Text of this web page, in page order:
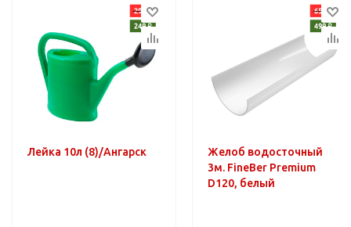
Лейка 10л (8)/Ангарск
Желоб водосточный
3м. FineBer Premium
D120, белый